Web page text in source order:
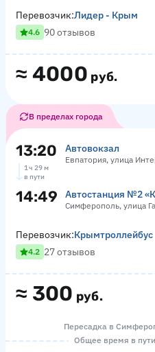
≈ 4000 руб.
Перевозчик:Лидер - Крым
4.6 90 отзывов
В пределах города
13:20 Автовокзал
Евпатория, улица
1 ч 29 м
в пути
14:49 Автостанция №2
Симферополь, улица
≈ 300 руб.
Перевозчик:Крымтроллейбус
4.2 27 отзывов
Пересадка в
Общее время в